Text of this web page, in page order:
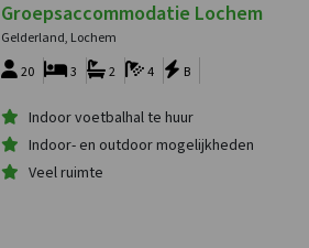
Groepsaccommodatie Lochem
Gelderland, Lochem
20 4
2 B
3
Indoor voetbalhal te huur
Indoor- en outdoor mogelijkheden
Veel ruimte